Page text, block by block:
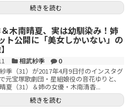
続きを読む
木南晴夏、実は幼馴染み！姉
ト公開に「美女しかいない」の
相武紗季
0
季（31）が2017年4月9日付のインスタグ
元宝塚歌劇団・星組娘役の音花ゆりと、
夏（31）＆姉の女優・木南清香...
続きを読む